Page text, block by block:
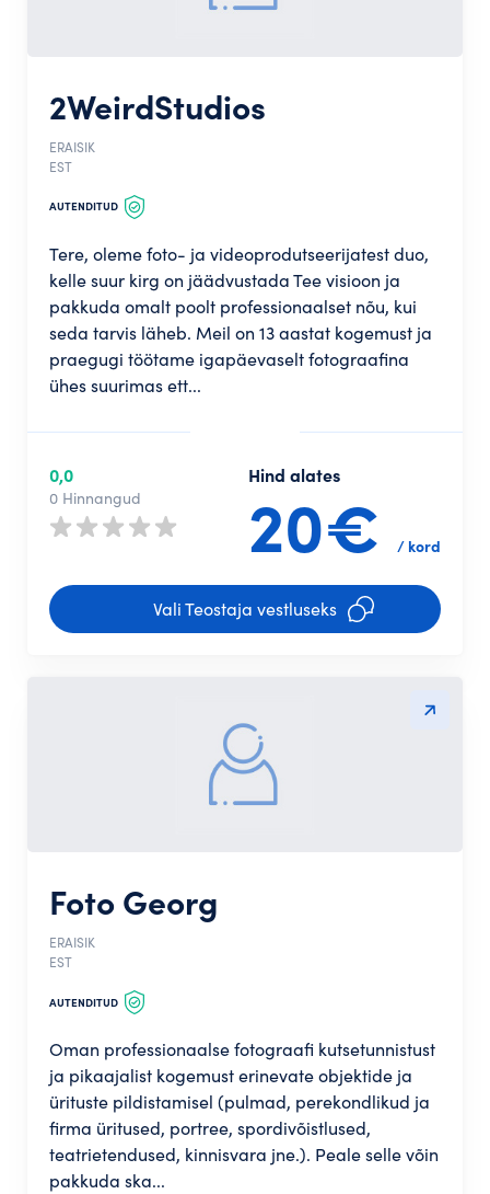
2WeirdStudios
ERAISIK
EST
AUTENDITUD
Tere, oleme foto- ja videoprodutseerijatest duo,
kelle suur kirg on jäädvustada Tee visioon ja
pakkuda omalt poolt professionaalset nõu, kui
seda tarvis läheb. Meil on 13 aastat kogemust ja
praegugi töötame igapäevaselt fotograafina
ühes suurimas ett...
Vali Teostaja vestluseks
Hind alates
20€ / kord
0,0
0 Hinnangud
Foto Georg
ERAISIK
EST
AUTENDITUD
Oman professionaalse fotograafi kutsetunnistust
ja pikaajalist kogemust erinevate objektide ja
ürituste pildistamisel (pulmad, perekondlikud ja
firma üritused, portree, spordivõistlused,
teatrietendused, kinnisvara jne.). Peale selle võin
pakkuda ska...